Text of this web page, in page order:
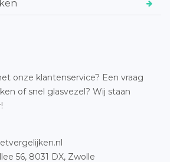
onze klantenservice? Een vraag
of snel glasvezel? Wij staan
56, 8031 DX, Zwolle